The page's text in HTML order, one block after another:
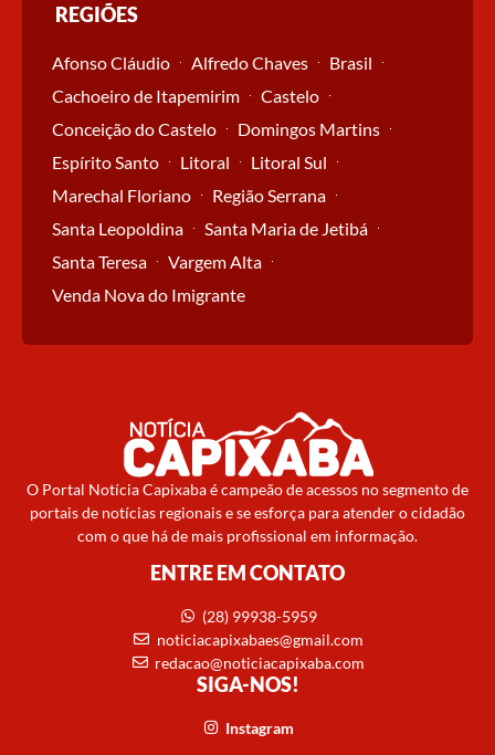
REGIÕES
Afonso Cláudio Alfredo Chaves
Brasil
Cachoeiro de Itapemirim
Castelo
Conceição do Castelo
Domingos Martins
Espírito Santo
Litoral
Litoral Sul
Marechal Floriano
Região Serrana
Santa Leopoldina
Santa Maria de Jetibá
Santa Teresa
Vargem Alta
Venda Nova do Imigrante
O Portal Notícia Capixaba é campeão de acessos no segmento de
portais de notícias regionais e se esforça para atender o cidadão
com o que há de mais profissional em informação.
ENTRE EM CONTATO
(28) 99938-5959
noticiacapixabaes@gmail.com
redacao@noticiacapixaba.com
SIGA-NOS!
Instagram